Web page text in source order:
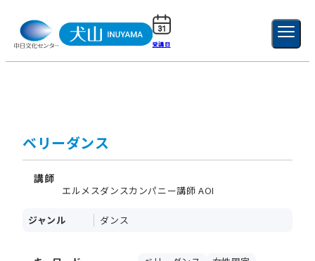
受講日 新規登録
ベリーダンス
講師
エルメスダンスカンパニー講師 AOI
ジャンル ダンス